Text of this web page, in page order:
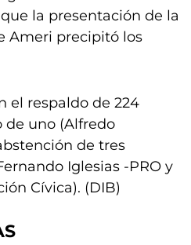
la presentación de la
Ameri precipitó los
el respaldo de 224
de uno (Alfredo
de tres
Iglesias -PRO y
Cívica). (DIB)